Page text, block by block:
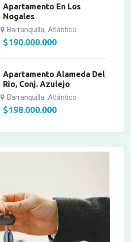
Apartamento En Los
Nogales
Barranquilla, Atlántico
$190.000.000
Apartamento Alameda Del
Rio, Conj. Azulejo
Barranquilla, Atlántico
$198.000.000